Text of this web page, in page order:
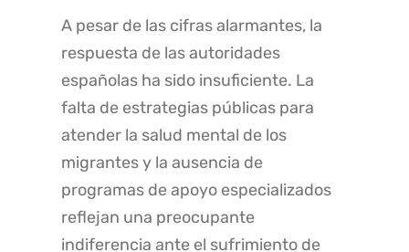
A pesar de las cifras alarmantes, la
respuesta de las autoridades
españolas ha sido insuficiente. La
falta de estrategias públicas para
atender la salud mental de los
migrantes y la ausencia de
programas de apoyo especializados
reflejan una preocupante
indiferencia ante el sufrimiento de